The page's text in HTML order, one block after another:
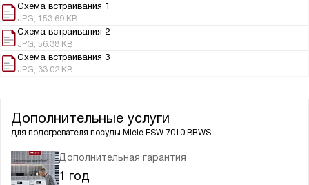
Схема встраивания 1
JPG, 153.69 KB
Схема встраивания 2
JPG, 56.38 KB
Схема встраивания 3
JPG, 33.02 KB
Дополнительные услуги
для подогревателя посуды Miele ESW 7010 BRWS
Дополнительная гарантия
1 год